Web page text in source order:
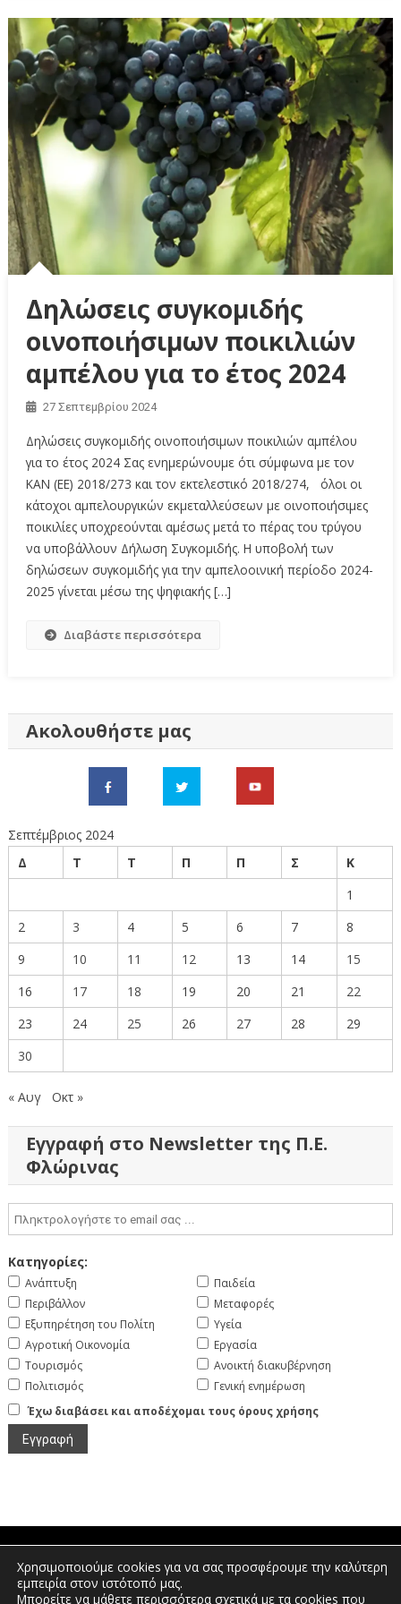
Δηλώσεις συγκομιδής
οινοποιήσιμων ποικιλιών
αμπέλου για το έτος 2024
27 Σεπτεμβρίου 2024
Δηλώσεις συγκομιδής οινοποιήσιμων ποικιλιών αμπέλου
για το έτος 2024 Σας ενημερώνουμε ότι σύμφωνα με τον
ΚΑΝ (ΕΕ) 2018/273 και τον εκτελεστικό 2018/274, όλοι οι
κάτοχοι αμπελουργικών εκμεταλλεύσεων με οινοποιήσιμες
ποικιλίες υποχρεούνται αμέσως μετά το πέρας του τρύγου
να υποβάλλουν Δήλωση Συγκομιδής. Η υποβολή των
δηλώσεων συγκομιδής για την αμπελοοινική περίοδο 2024-
2025 γίνεται μέσω της ψηφιακής […]
Διαβάστε περισσότερα
Ακολουθήστε μας
Σεπτέμβριος 2024
Δ
Τ Τ Π Π Σ
Κ
1
2
3 4 5 6 7
8
9
10 11 12 13 14
15
16
17 18 19 20 21
22
23
24 25 26 27 28
29
30
« Αυγ Οκτ »
Εγγραφή στο Newsletter της Π.Ε.
Φλώρινας
Κατηγορίες:
Ανάπτυξη
Περιβάλλον
Εξυπηρέτηση του Πολίτη
Αγροτική Οικονομία
Τουρισμός
Πολιτισμός
Παιδεία
Μεταφορές
Υγεία
Εργασία
Ανοικτή διακυβέρνηση
Γενική ενημέρωση
Έχω διαβάσει και αποδέχομαι τους όρους χρήσης
Πτολεμαίων 1, Διοικητήριο Φλώρινας |
Τηλέφωνο: 2385350400 | Email:
Χρησιμοποιούμε cookies για να σας προσφέρουμε την καλύτερη
εμπειρία στον ιστότοπό μας.
Μπορείτε να μάθετε περισσότερα σχετικά με τα cookies που